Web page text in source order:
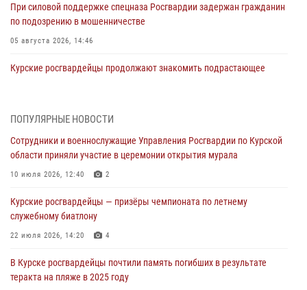
При силовой поддержке спецназа Росгвардии задержан гражданин
по подозрению в мошенничестве
05 августа 2026, 14:46
Курские росгвардейцы продолжают знакомить подрастающее
оздоровительных лагерях
05 августа 2026, 09:51
сбыта крупной партии наркотиков
04 августа 2026, 12:52
85 владельцев оружия
04 августа 2026, 07:00
ПОПУЛЯРНЫЕ НОВОСТИ
Сотрудники и военнослужащие Управления Росгвардии по Курской
области приняли участие в церемонии открытия мурала
10 июля 2026, 12:40 2
Курские росгвардейцы — призёры чемпионата по летнему
служебному биатлону
22 июля 2026, 14:20 4
В Курске росгвардейцы почтили память погибших в результате
теракта на пляже в 2025 году